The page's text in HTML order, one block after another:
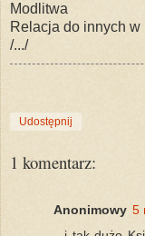
Modlitwa
Relacja do innych
/.../
Udostępnij
1 komentarz:
Anonimowy 5